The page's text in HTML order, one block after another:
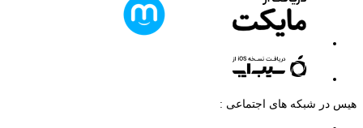
هیس در شبکه های اجتماعی :